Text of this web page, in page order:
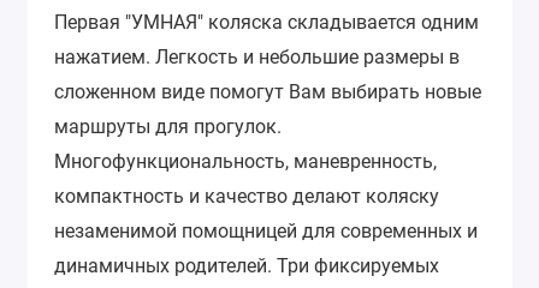
Первая "УМНАЯ" коляска складывается одним
нажатием. Легкость и небольшие размеры в
сложенном виде помогут Вам выбирать новые
маршруты для прогулок.
Многофункциональность, маневренность,
компактность и качество делают коляску
незаменимой помощницей для современных и
динамичных родителей. Три фиксируемых